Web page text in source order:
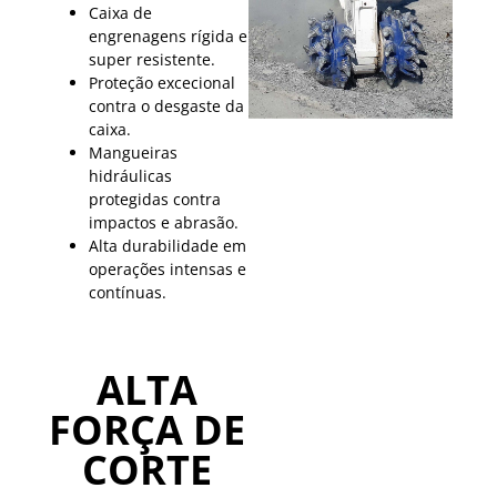
Caixa de
engrenagens rígida e
super resistente.
Proteção excecional
contra o desgaste da
caixa.
Mangueiras
hidráulicas
protegidas contra
impactos e abrasão.
Alta durabilidade em
operações intensas e
contínuas.
ALTA
FORÇA DE
CORTE